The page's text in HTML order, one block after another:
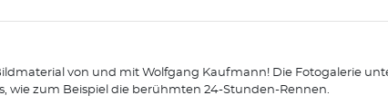
von und mit Wolfgang Kaufmann! Die Fotogalerie
wie zum Beispiel die berühmten 24-Stunden-Rennen.